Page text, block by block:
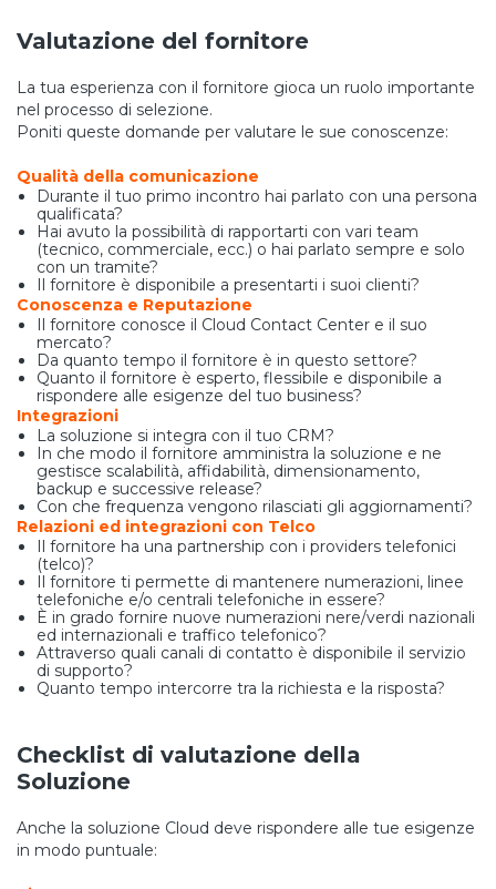
Valutazione del fornitore
La tua esperienza con il fornitore gioca un ruolo importante
nel processo di selezione.
Poniti queste domande per valutare le sue conoscenze:
Qualità della comunicazione
Durante il tuo primo incontro hai parlato con una persona
qualificata?
Hai avuto la possibilità di rapportarti con vari team
(tecnico, commerciale, ecc.) o hai parlato sempre e solo
con un tramite?
Il fornitore è disponibile a presentarti i suoi clienti?
Conoscenza e Reputazione
Il fornitore conosce il Cloud Contact Center e il suo
mercato?
Da quanto tempo il fornitore è in questo settore?
Quanto il fornitore è esperto, flessibile e disponibile a
rispondere alle esigenze del tuo business?
Integrazioni
La soluzione si integra con il tuo CRM?
In che modo il fornitore amministra la soluzione e ne
gestisce scalabilità, affidabilità, dimensionamento,
backup e successive release?
Con che frequenza vengono rilasciati gli aggiornamenti?
Relazioni ed integrazioni con Telco
Il fornitore ha una partnership con i providers telefonici
(telco)?
Il fornitore ti permette di mantenere numerazioni, linee
telefoniche e/o centrali telefoniche in essere?
È in grado fornire nuove numerazioni nere/verdi nazionali
ed internazionali e traffico telefonico?
Attraverso quali canali di contatto è disponibile il servizio
di supporto?
Quanto tempo intercorre tra la richiesta e la risposta?
Checklist di valutazione della
Soluzione
Anche la soluzione Cloud deve rispondere alle tue esigenze
in modo puntuale: